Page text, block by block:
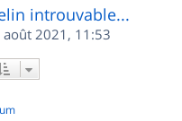
introuvable...
août 2021, 11:53